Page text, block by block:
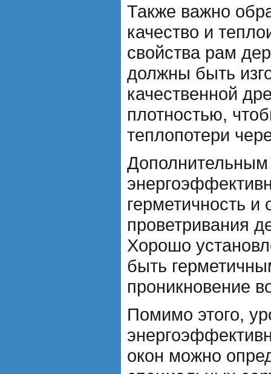
Также важно
качество и
свойства рам
должны быть
качественной
плотностью,
теплопотери
Дополнительным
герметичность и
проветривания
Хорошо
быть
проникновение
Помимо этого,
окон можно